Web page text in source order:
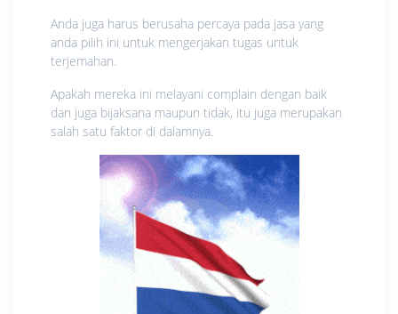
Anda juga harus berusaha percaya pada jasa yang
anda pilih ini untuk mengerjakan tugas untuk
terjemahan.
Apakah mereka ini melayani complain dengan baik
dan juga bijaksana maupun tidak, itu juga merupakan
salah satu faktor di dalamnya.